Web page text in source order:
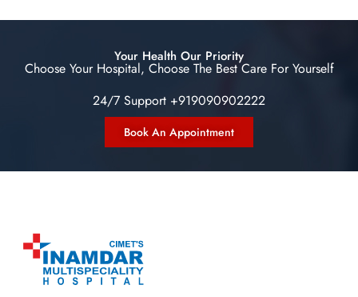
Your Health Our Priority
Choose Your Hospital, Choose The Best Care For Yourself
24/7 Support +919090902222
Book An Appointment